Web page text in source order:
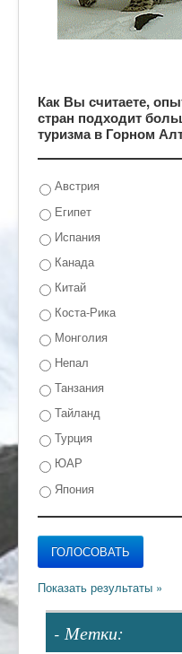
Как Вы считаете,
стран подходит
туризма в Горном
Австрия
Египет
Испания
Канада
Китай
Коста-Рика
Монголия
Непал
Танзания
Тайланд
Турция
ЮАР
Япония
- Метки: